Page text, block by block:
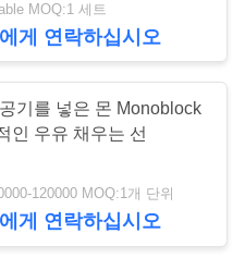
MOQ:1 세트
게 연락하십시오
기를 넣은 몬 Monoblock
인 우유 채우는 선
120000 MOQ:1개 단위
게 연락하십시오